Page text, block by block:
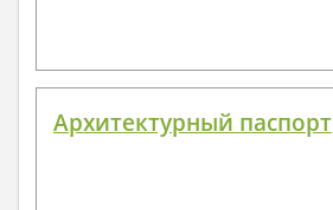
Архитектурный паспорт